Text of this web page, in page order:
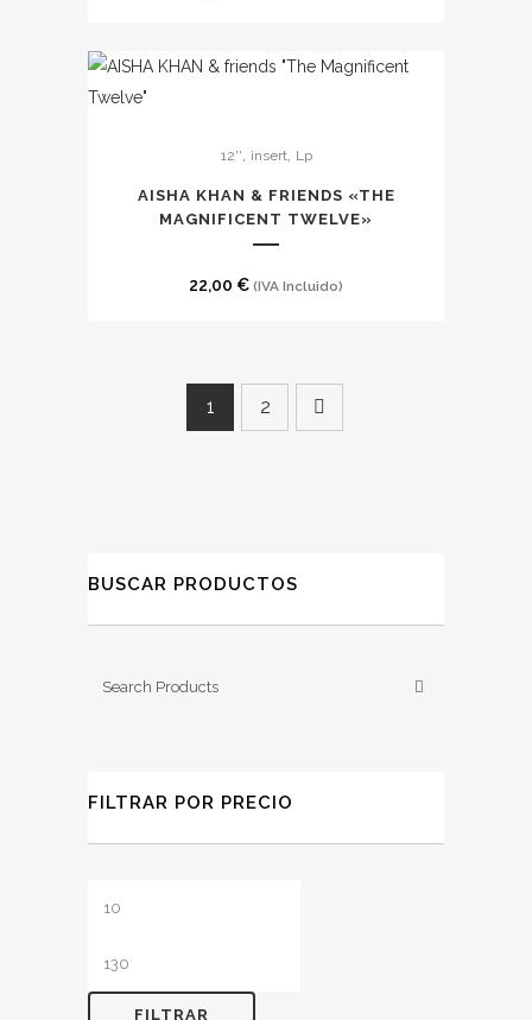
12'' insert, Lp
AISHA KHAN & FRIENDS «THE
MAGNIFICENT TWELVE»
22,00 € (IVA Incluido)
1 2
BUSCAR PRODUCTOS
FILTRAR POR PRECIO
FILTRAR